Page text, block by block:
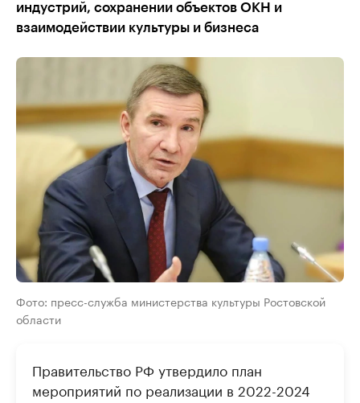
индустрий, сохранении объектов ОКН и
взаимодействии культуры и бизнеса
Фото: пресс-служба министерства культуры Ростовской
области
Правительство РФ утвердило план
мероприятий по реализации в 2022-2024